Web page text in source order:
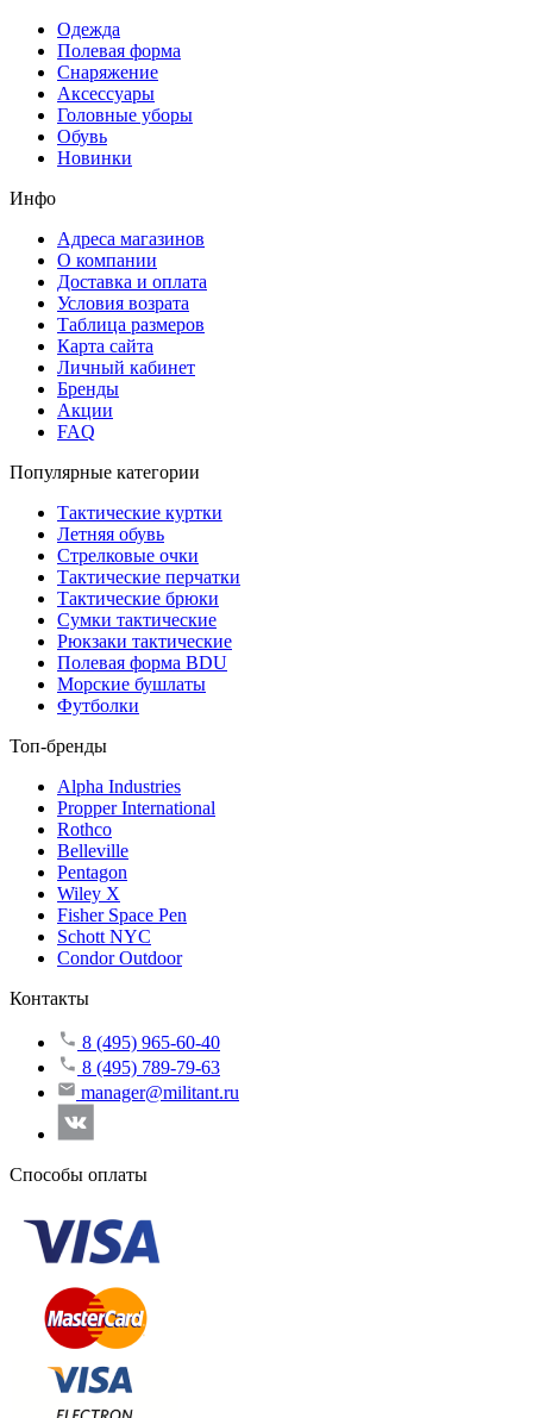
Одежда
Полевая форма
Снаряжение
Аксессуары
Головные уборы
Обувь
Новинки
Инфо
Адреса магазинов
О компании
Доставка и оплата
Условия возрата
Таблица размеров
Карта сайта
Личный кабинет
Бренды
Акции
FAQ
Популярные категории
Тактические куртки
Летняя обувь
Стрелковые очки
Тактические перчатки
Тактические брюки
Сумки тактические
Рюкзаки тактические
Полевая форма BDU
Морские бушлаты
Футболки
Топ-бренды
Alpha Industries
Propper International
Rothco
Belleville
Pentagon
Wiley X
Fisher Space Pen
Schott NYC
Condor Outdoor
Контакты
8 (495) 965-60-40
8 (495) 789-79-63
manager@militant.ru
Способы оплаты